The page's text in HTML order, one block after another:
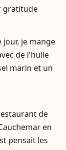
gratitude
jour, je mange
de l'huile
marin et un
de
en
pensait les